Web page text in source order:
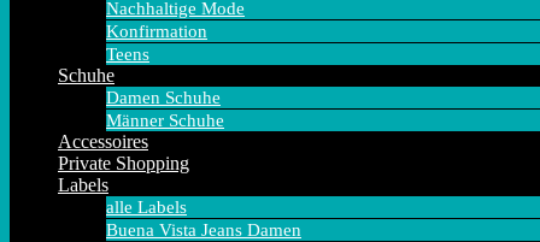
Nachhaltige Mode
Konfirmation
Teens
Schuhe
Damen Schuhe
Männer Schuhe
Accessoires
Private Shopping
Labels
alle Labels
Buena Vista Jeans Damen